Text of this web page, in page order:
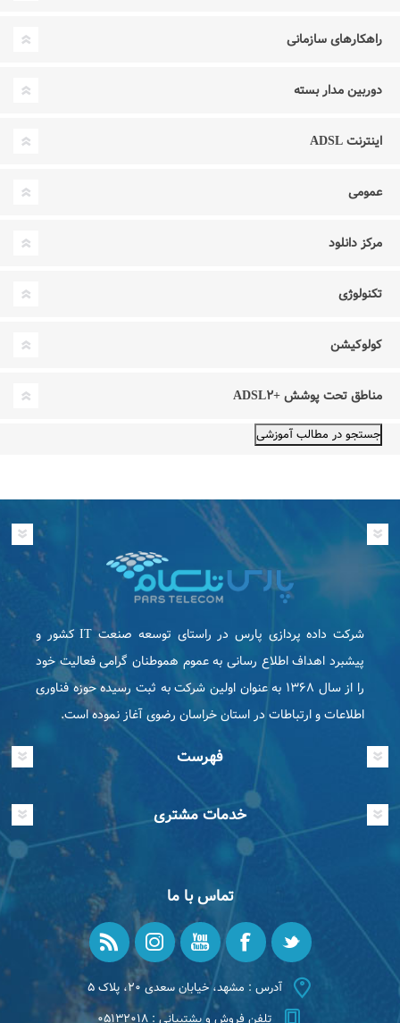
راهکارهای سازمانی
دوربین مدار بسته
اینترنت ADSL
عمومی
مرکز دانلود
تکنولوژی
کولوکیشن
مناطق تحت پوشش +ADSL۲
شرکت داده پردازی پارس در راستای توسعه صنعت IT كشور و
پیشبرد اهداف اطلاع رسانی به عموم هموطنان گرامی فعاليت خود
را از سال ۱۳۶۸ به عنوان اولین شرکت به ثبت رسیده حوزه فناوری
اطلاعات و ارتباطات در استان خراسان رضوی آغاز نموده است.
فهرست
خدمات مشتری
تماس با ما
آدرس : مشهد، خیابان سعدی ۲۰، پلاک ۵
تلفن فروش و پشتیبانی : ۰۵۱۳۲۰۱۸